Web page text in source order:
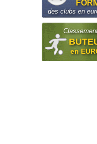
des clubs en
en